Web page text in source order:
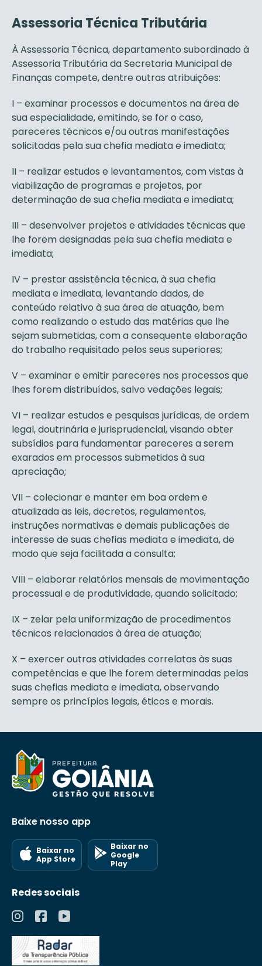
Assessoria Técnica Tributária
À Assessoria Técnica, departamento subordinado à
Assessoria Tributária da Secretaria Municipal de
Finanças compete, dentre outras atribuições:
I – examinar processos e documentos na área de
sua especialidade, emitindo, se for o caso,
pareceres técnicos e/ou outras manifestações
solicitadas pela sua chefia mediata e imediata;
II – realizar estudos e levantamentos, com vistas à
viabilização de programas e projetos, por
determinação de sua chefia mediata e imediata;
III – desenvolver projetos e atividades técnicas que
lhe forem designadas pela sua chefia mediata e
imediata;
IV – prestar assistência técnica, à sua chefia
mediata e imediata, levantando dados, de
conteúdo relativo à sua área de atuação, bem
como realizando o estudo das matérias que lhe
sejam submetidas, com a consequente elaboração
do trabalho requisitado pelos seus superiores;
V – examinar e emitir pareceres nos processos que
lhes forem distribuídos, salvo vedações legais;
VI – realizar estudos e pesquisas jurídicas, de ordem
legal, doutrinária e jurisprudencial, visando obter
subsídios para fundamentar pareceres a serem
exarados em processos submetidos à sua
apreciação;
VII – colecionar e manter em boa ordem e
atualizada as leis, decretos, regulamentos,
instruções normativas e demais publicações de
interesse de suas chefias mediata e imediata, de
modo que seja facilitada a consulta;
VIII – elaborar relatórios mensais de movimentação
processual e de produtividade, quando solicitado;
IX – zelar pela uniformização de procedimentos
técnicos relacionados à área de atuação;
X – exercer outras atividades correlatas às suas
competências e que lhe forem determinadas pelas
suas chefias mediata e imediata, observando
sempre os princípios legais, éticos e morais.
Baixe nosso app
Baixar no
App Store
Baixar no
Google
Play
Redes sociais